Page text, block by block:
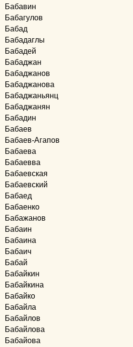
Бабавин
Бабагулов
Бабад
Бабадаглы
Бабадей
Бабаджан
Бабаджанов
Бабаджанова
Бабаджаньянц
Бабаджанян
Бабадин
Бабаев
Бабаев-Агапов
Бабаева
Бабаевва
Бабаевская
Бабаевский
Бабаед
Бабаенко
Бабажанов
Бабаин
Бабаина
Бабаич
Бабай
Бабайкин
Бабайкина
Бабайко
Бабайла
Бабайлов
Бабайлова
Бабайова